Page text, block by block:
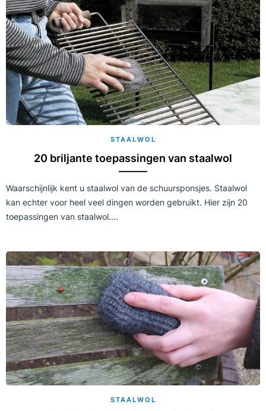
STAALWOL
20 briljante toepassingen van staalwol
Waarschijnlijk kent u staalwol van de schuursponsjes. Staalwol
kan echter voor heel veel dingen worden gebruikt. Hier zijn 20
toepassingen van staalwol....
STAALWOL